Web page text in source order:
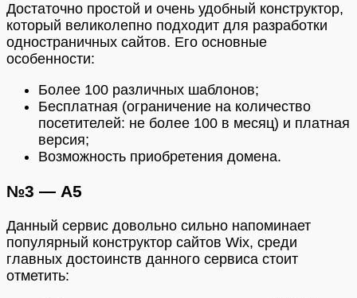
Достаточно простой и очень удобный конструктор,
который великолепно подходит для разработки
одностраничных сайтов. Его основные
особенности:
Более 100 различных шаблонов;
Бесплатная (ограничение на количество
посетителей: не более 100 в месяц) и платная
версия;
Возможность приобретения домена.
№3 — А5
Данный сервис довольно сильно напоминает
популярный конструктор сайтов Wix, среди
главных достоинств данного сервиса стоит
отметить: